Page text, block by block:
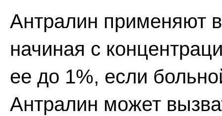
Антралин применяют
начиная с
ее до 1%, если
Антралин может